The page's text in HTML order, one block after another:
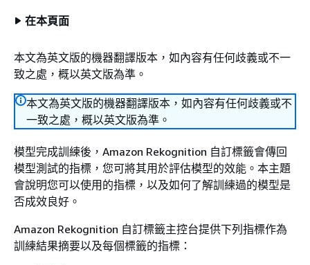
在本頁面
本文為英文版的機器翻譯版本，如內容有任何歧義或不一
致之處，概以英文版為準。
本文為英文版的機器翻譯版本，如內容有任何歧義或不
一致之處，概以英文版為準。
模型完成訓練後，Amazon Rekognition 自訂標籤會傳回
模型測試的指標，您可將其用於評估模型的效能。本主題
會說明您可以使用的指標，以及如何了解訓練過的模型是
否成效良好。
Amazon Rekognition 自訂標籤主控台提供下列指標作為
訓練結果摘要以及每個標籤的指標：